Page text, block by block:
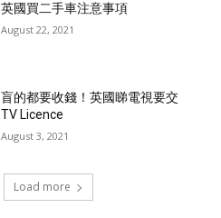
英國買二手車注意事項
August 22, 2021
盲的都要收錢！英國睇電視要交
TV Licence
August 3, 2021
Load more